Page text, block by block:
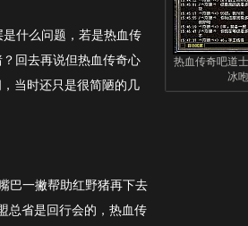
什么问题，若是热血传
回去再说但热血传奇心
当时还只是很简陋的几
巴一撇帮助红野猪再下去
总省是回行会的，热血传
热血传奇吧道
冰